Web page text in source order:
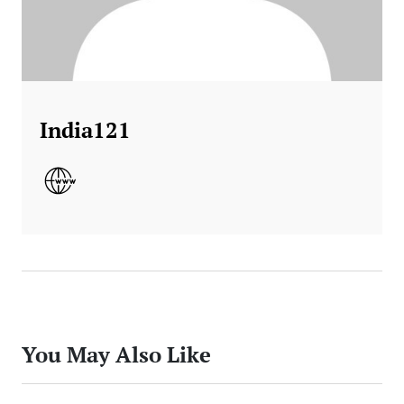
India121
You May Also Like